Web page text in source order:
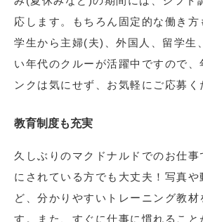
応します。もちろん固定的な働き方
学生から主婦(夫)、外国人、留学生
い年代のクルーが活躍中ですので、
ンクは気にせず、お気軽にご応募く
教育制度も充実
久しぶりのマクドナルドでのお仕
にされている方でも大丈夫！写真や
ど、分かりやすいトレーニング教材
す。また、すぐに仕事に慣れること